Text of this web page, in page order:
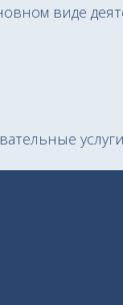
виде
услуги